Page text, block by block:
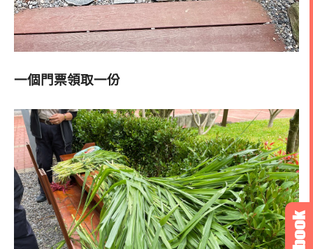
一個門票領取一份